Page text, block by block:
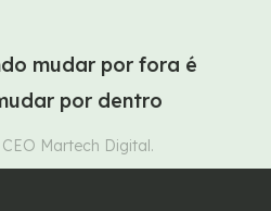
mudar por fora é
por dentro
Martech Digital.